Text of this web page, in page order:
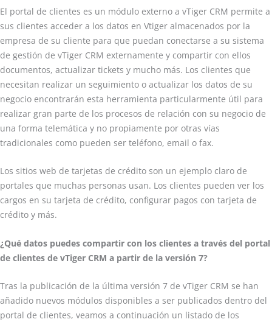
El portal de clientes es un módulo externo a vTiger CRM permite a
sus clientes acceder a los datos en Vtiger almacenados por la
empresa de su cliente para que puedan conectarse a su sistema
de gestión de vTiger CRM externamente y compartir con ellos
documentos, actualizar tickets y mucho más. Los clientes que
necesitan realizar un seguimiento o actualizar los datos de su
negocio encontrarán esta herramienta particularmente útil para
realizar gran parte de los procesos de relación con su negocio de
una forma telemática y no propiamente por otras vías
tradicionales como pueden ser teléfono, email o fax.
Los sitios web de tarjetas de crédito son un ejemplo claro de
portales que muchas personas usan. Los clientes pueden ver los
cargos en su tarjeta de crédito, configurar pagos con tarjeta de
crédito y más.
¿Qué datos puedes compartir con los clientes a través del portal
de clientes de vTiger CRM a partir de la versión 7?
Tras la publicación de la última versión 7 de vTiger CRM se han
añadido nuevos módulos disponibles a ser publicados dentro del
portal de clientes, veamos a continuación un listado de los